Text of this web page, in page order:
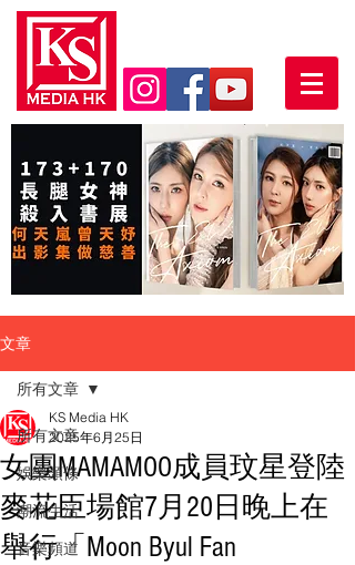
文章
所有文章
娛樂頭條
潮流生活
音樂頻道
所有文章
女團MAMAMOO成員玟星登陸
麥花臣場館7月20日晚上在
舉行「Moon Byul Fan
KS Media HK
2025年6月25日